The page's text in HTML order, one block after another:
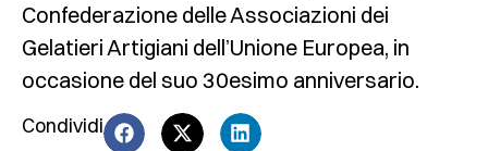
Confederazione delle Associazioni dei
Gelatieri Artigiani dell’Unione Europea, in
occasione del suo 30esimo anniversario.
Condividi